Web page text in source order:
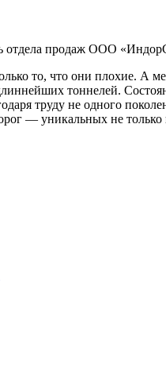
отдела продаж ООО
то, что они плохие. А
тоннелей.
труду не одного
— уникальных не